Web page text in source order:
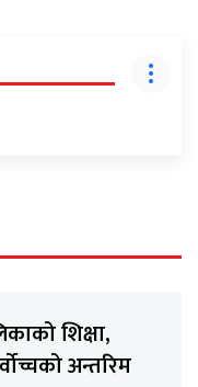
शिक्षा,
अन्तरिम